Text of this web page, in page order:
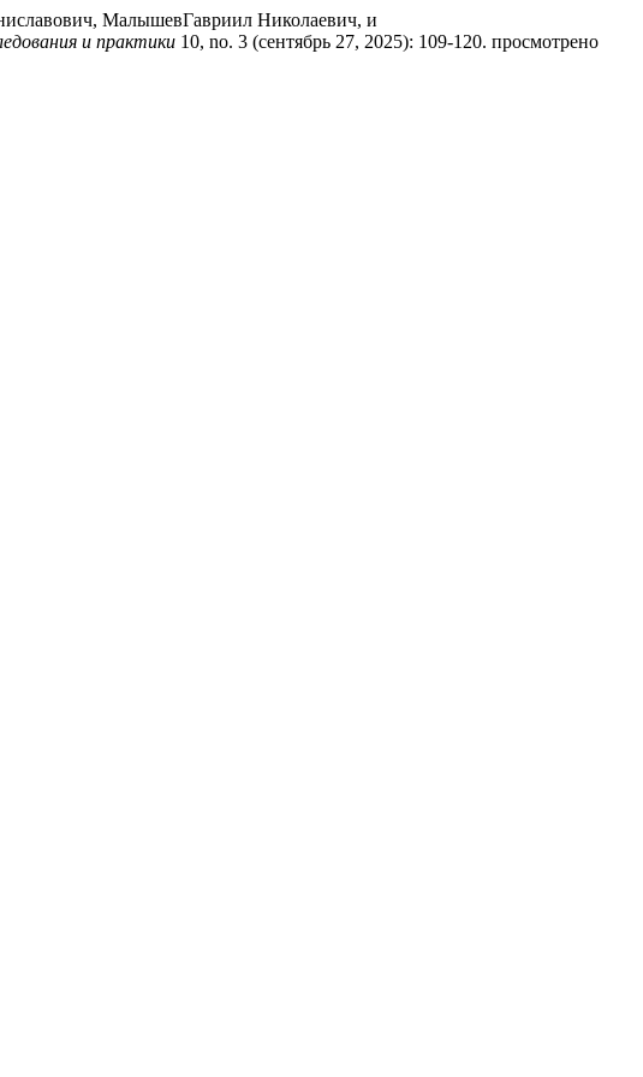
МалышевГавриил Николаевич, и
и практики 10, no. 3 (сентябрь 27, 2025): 109-120. просмотрено